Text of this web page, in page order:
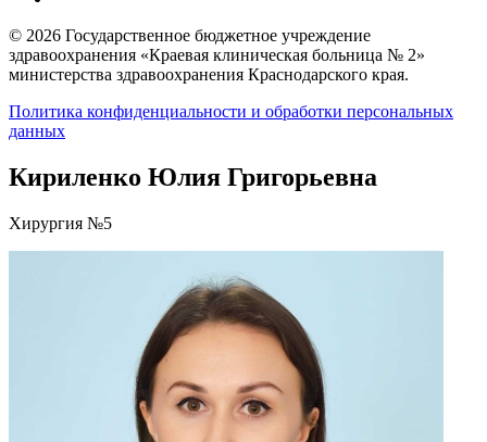
© 2026 Государственное бюджетное учреждение
здравоохранения «Краевая клиническая больница № 2»
министерства здравоохранения Краснодарского края.
Политика конфиденциальности и обработки персональных
данных
Кириленко Юлия Григорьевна
Хирургия №5